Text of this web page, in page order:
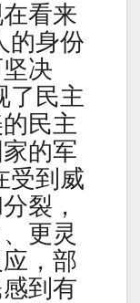
看来
的身份
决
了民主
民主
的军
受到威
裂，
更灵
，部
到有